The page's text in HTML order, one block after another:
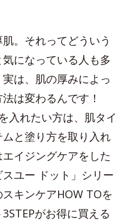
。それってどういう
になっている人も多
は、肌の厚みによっ
法は変わるんです！
入れたい方は、肌タイ
と塗り方を取り入れ
イジングケアをした
ユー ドット」シリー
キンケアHOW TOを
がお得に買える